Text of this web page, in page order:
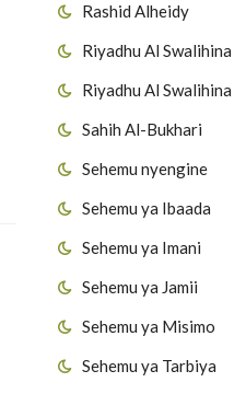
Rashid Alheidy
Riyadhu Al Swalihina
Riyadhu Al Swalihina
Sahih Al-Bukhari
Sehemu nyengine
Sehemu ya Ibaada
Sehemu ya Imani
Sehemu ya Jamii
Sehemu ya Misimo
Sehemu ya Tarbiya